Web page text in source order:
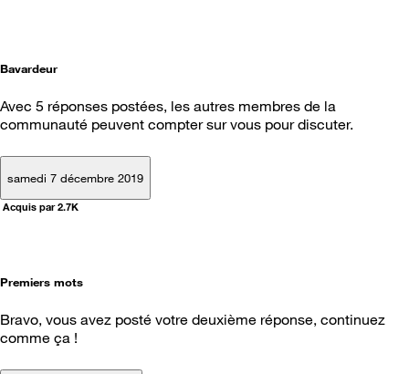
Bavardeur
Avec 5 réponses postées, les autres membres de la
communauté peuvent compter sur vous pour discuter.
samedi 7 décembre 2019
Acquis par 2.7K
Premiers mots
Bravo, vous avez posté votre deuxième réponse, continuez
comme ça !